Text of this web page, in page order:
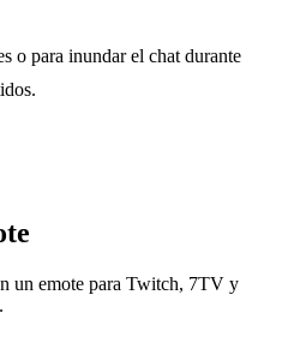
o para inundar el chat durante
un emote para Twitch, 7TV y